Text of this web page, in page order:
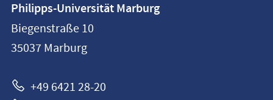
Philipps-
Universität
Marburg
Philipps-Universität Marburg
Biegenstraße 10
35037 Marburg
+49 6421 28-20